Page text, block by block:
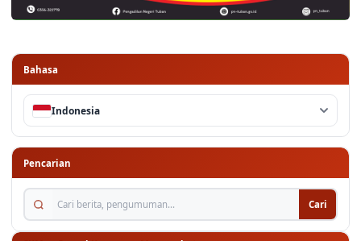
Bahasa
Indonesia
Pencarian
Cari berita, pengumuman...
Cari